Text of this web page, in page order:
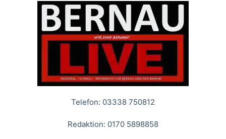
Telefon: 03338 750812
Redaktion: 0170 5898858